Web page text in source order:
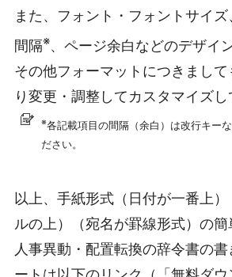
また、フォント・フォントサイ
間隔※、ページ余白などのデザイ
その他フォーマットにつきまして
り変更・調整してカスタマイズし
※各記載項目の間隔（余白）は改行キー
ださい。
以上、手紙形式（日付が一番上）
ルの上）（宛名が罫線形式）の
人事異動・配置転換の辞令書の